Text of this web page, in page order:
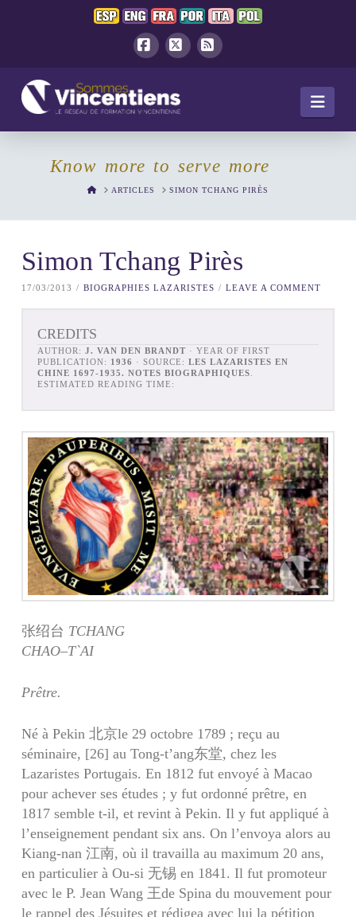
Know more to serve more
HOMEARTICLES SIMON TCHANG PIRÈS
Simon Tchang Pirès
17/03/2013 BIOGRAPHIES LAZARISTES LEAVE A COMMENT
CREDITS
AUTHOR: J. VAN DEN BRANDT
PUBLICATION: 1936 · SOURCE: LES LAZARISTES EN
CHINE 1697-1935. NOTES BIOGRAPHIQUES
ESTIMATED READING TIME:
张绍台 TCHANG
CHAO–T`AI
Prêtre.
Né à Pekin 北京le 29 octobre 1789 ; reçu au
séminaire, [26] au Tong-t’ang东堂, chez les
Lazaristes Portugais. En 1812 fut envoyé à Macao
pour achever ses études ; y fut ordonné prêtre, en
1817 semble t-il, et revint à Pekin. Il y fut appliqué à
l’enseignement pendant six ans. On l’envoya alors au
Kiang-nan 江南, où il travailla au maximum 20 ans,
en particulier à Ou-si 无锡 en 1841. Il fut promoteur
avec le P. Jean Wang 王de Spina du mouvement pour
le rappel des Jésuites et rédigea avec lui la pétition